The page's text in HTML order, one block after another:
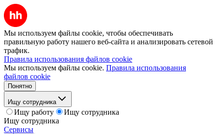
Мы используем файлы cookie, чтобы обеспечивать
правильную работу нашего веб-сайта и анализировать сетевой
трафик.
Правила использования файлов cookie
Мы используем файлы cookie. Правила использования
файлов cookie
Понятно
Ищу сотрудника
Ищу работу
Ищу сотрудника
Ищу сотрудника
Сервисы